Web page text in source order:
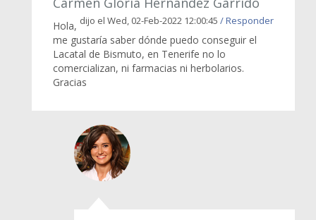
dijo el Wed, 02-Feb-2022 12:00:45 / Responder
Hola,
me gustaría saber dónde puedo conseguir el
Lacatal de Bismuto, en Tenerife no lo
comercializan, ni farmacias ni herbolarios.
Gracias